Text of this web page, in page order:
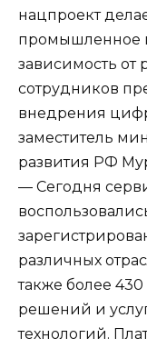
нацпроект
промышленное
зависимость от
сотрудников
внедрения
заместитель
развития РФ
— Сегодня
различных
также более
решений и
технологий.